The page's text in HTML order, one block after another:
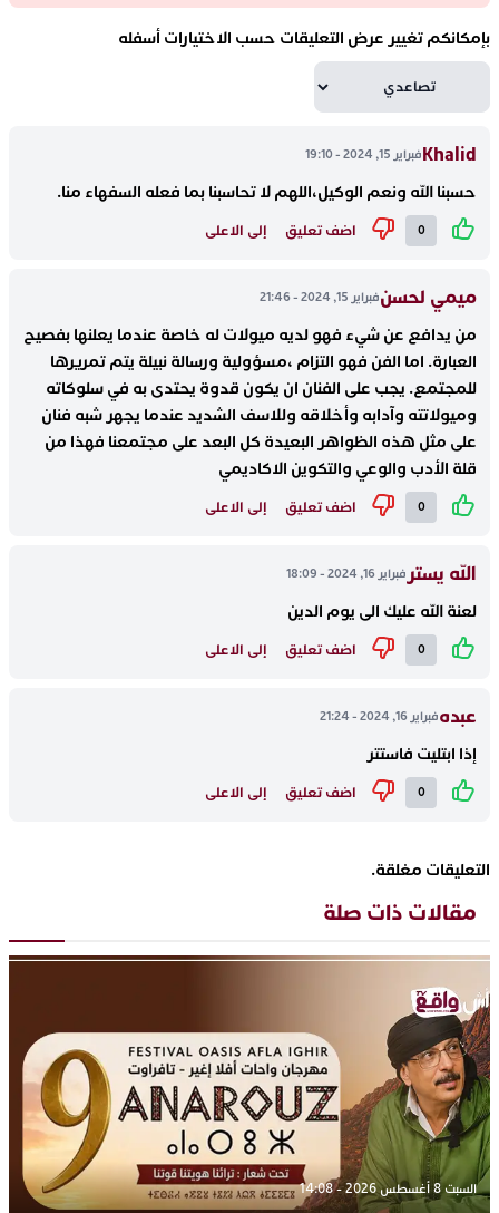
بإمكانكم تغيير عرض التعليقات حسب الاختيارات أسفله
Khalidفبراير 15, 2024 - 19:10
حسبنا الله ونعم الوكيل،اللهم لا تحاسبنا بما فعله السفهاء منا.
0 اضف تعليق إلى الاعلى
ميمي لحسنفبراير 15, 2024 - 21:46
من يدافع عن شيء فهو لديه ميولات له خاصة عندما يعلنها بفصيح
العبارة. اما الفن فهو التزام ،مسؤولية ورسالة نبيلة يتم تمريرها
للمجتمع. يجب على الفنان ان يكون قدوة يحتدى به في سلوكاته
وميولاتته وآدابه وأخلاقه وللاسف الشديد عندما يجهر شبه فنان
على مثل هذه الظواهر البعيدة كل البعد على مجتمعنا فهذا من
قلة الأدب والوعي والتكوين الاكاديمي
0 اضف تعليق إلى الاعلى
الله يستر فبراير 16, 2024 - 18:09
لعنة الله عليك الى يوم الدين
0 اضف تعليق إلى الاعلى
عبدهفبراير 16, 2024 - 21:24
إذا ابتليت فاستتر
0 اضف تعليق إلى الاعلى
التعليقات مغلقة.
مقالات ذات صلة
السبت 8 أغسطس 2026 - 14:08